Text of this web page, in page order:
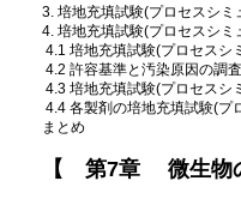
3. 培地充填試験(プロセスシ
4. 培地充填試験(プロセスシ
4.1 培地充填試験(プロセスシ
4.2 許容基準と汚染原因の調査
4.3 培地充填試験(プロセスシ
4.4 各製剤の培地充填試験(プ
まとめ
【 第7章 微生物